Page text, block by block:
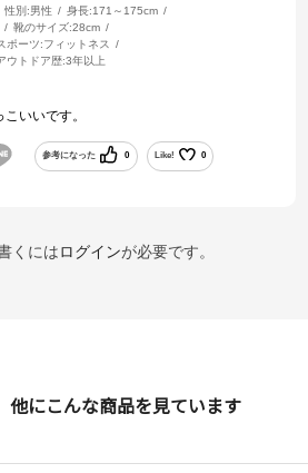
性別:男性 身長:171～175cm
靴のサイズ:28cm
ポーツ:フィットネス
ウトドア歴:3年以上
いいです。
参考になった 0 Like! 0
くにはログインが必要です。
他にこんな商品を見ています